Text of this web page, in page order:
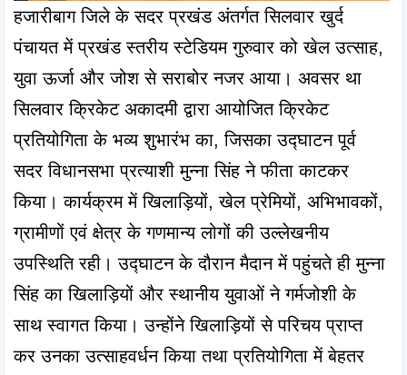
हजारीबाग जिले के सदर प्रखंड अंतर्गत सिलवार खुर्द
पंचायत में प्रखंड स्तरीय स्टेडियम गुरुवार को खेल उत्साह,
युवा ऊर्जा और जोश से सराबोर नजर आया। अवसर था
सिलवार क्रिकेट अकादमी द्वारा आयोजित क्रिकेट
प्रतियोगिता के भव्य शुभारंभ का, जिसका उद्घाटन पूर्व
सदर विधानसभा प्रत्याशी मुन्ना सिंह ने फीता काटकर
किया। कार्यक्रम में खिलाड़ियों, खेल प्रेमियों, अभिभावकों,
ग्रामीणों एवं क्षेत्र के गणमान्य लोगों की उल्लेखनीय
उपस्थिति रही। उद्घाटन के दौरान मैदान में पहुंचते ही मुन्ना
सिंह का खिलाड़ियों और स्थानीय युवाओं ने गर्मजोशी के
साथ स्वागत किया। उन्होंने खिलाड़ियों से परिचय प्राप्त
कर उनका उत्साहवर्धन किया तथा प्रतियोगिता में बेहतर